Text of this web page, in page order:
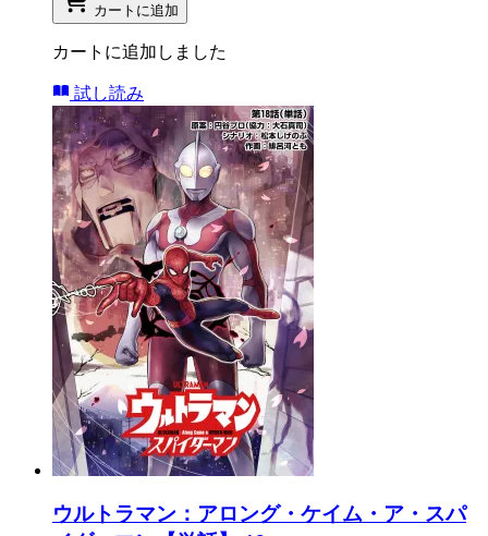
カートに追加
カートに追加しました
試し読み
ウルトラマン：アロング・ケイム・ア・スパ